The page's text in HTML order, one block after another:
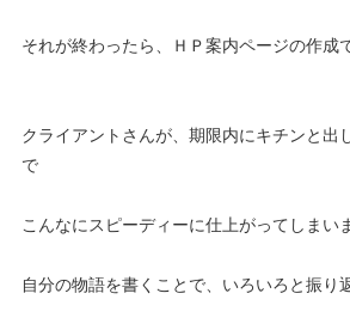
それが終わったら、ＨＰ案内ページの作成
クライアントさんが、期限内にキチンと出
で
こんなにスピーディーに仕上がってしまい
自分の物語を書くことで、いろいろと振り